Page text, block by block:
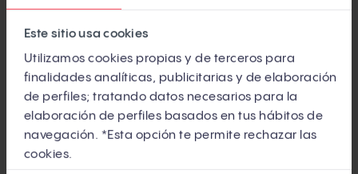
Este sitio usa cookies
Utilizamos cookies propias y de terceros para
finalidades analíticas, publicitarias y de elaboración
de perfiles; tratando datos necesarios para la
elaboración de perfiles basados en tus hábitos de
navegación. *Esta opción te permite rechazar las
cookies.
Menu Item 2
Yet Another Item
Menu Item 3
Menu Item 4